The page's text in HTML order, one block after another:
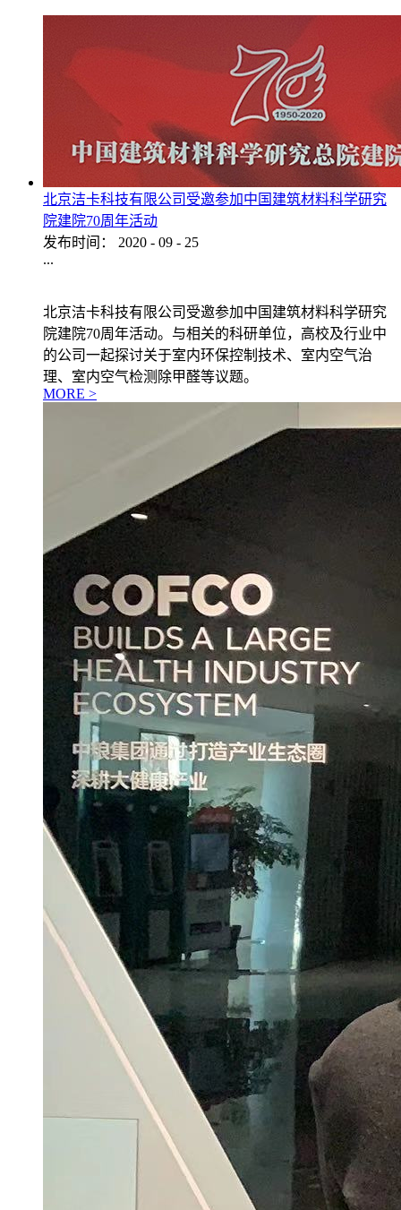
北京洁卡科技有限公司受邀参加中国建筑材料科学研究
院建院70周年活动
发布时间：
2020 - 09 - 25
...
北京洁卡科技有限公司受邀参加中国建筑材料科学研究
院建院70周年活动。与相关的科研单位，高校及行业中
的公司一起探讨关于室内环保控制技术、室内空气治
理、室内空气检测除甲醛等议题。
MORE >